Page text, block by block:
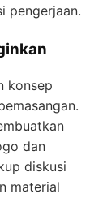
pengerjaan.
konsep
dan
diskusi
material